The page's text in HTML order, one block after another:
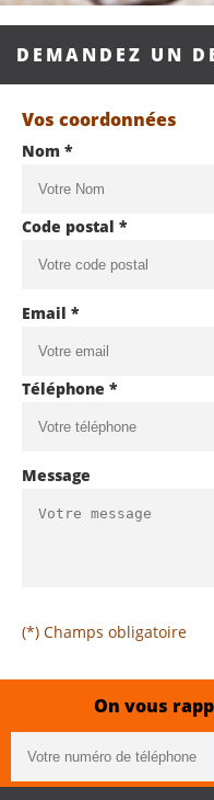
DEMANDEZ UN
Vos coordonnées
Nom *
Code postal *
Email *
Téléphone *
Message
(*) Champs obligatoire
On vous